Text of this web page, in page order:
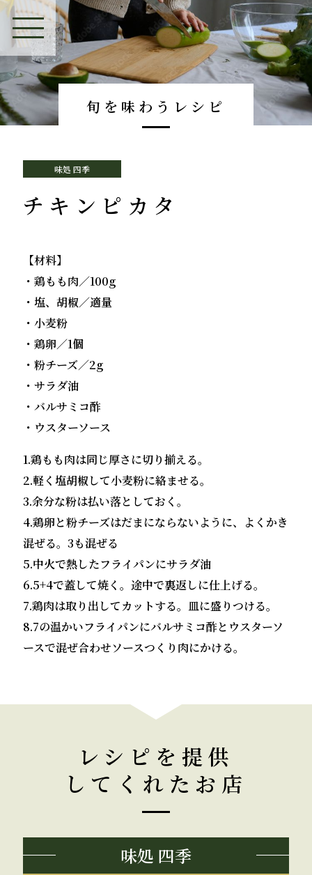
旬を味わうレシピ
味処 四季
チキンピカタ
【材料】
・鶏もも肉／100g
・塩、胡椒／適量
・小麦粉
・鶏卵／1個
・粉チーズ／2g
・サラダ油
・バルサミコ酢
・ウスターソース
1.鶏もも肉は同じ厚さに切り揃える。
2.軽く塩胡椒して小麦粉に絡ませる。
3.余分な粉は払い落としておく。
4.鶏卵と粉チーズはだまにならないように、よくかき
混ぜる。3も混ぜる
5.中火で熱したフライパンにサラダ油
6.5+4で蓋して焼く。途中で裏返しに仕上げる。
7.鶏肉は取り出してカットする。皿に盛りつける。
8.7の温かいフライパンにバルサミコ酢とウスターソ
ースで混ぜ合わせソースつくり肉にかける。
レシピを提供
してくれたお店
味処 四季